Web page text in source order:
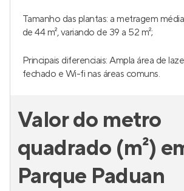
Tamanho das plantas: a metragem
de 44 m², variando de 39 a 52 m²;
Principais diferenciais: Ampla área de
fechado e Wi-fi nas áreas comuns.
Valor do metro
quadrado (m²)
Parque Paduan